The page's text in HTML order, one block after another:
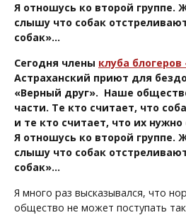
Я отношусь ко второй группе.
слышу что собак
собак»…
Сегодня члены клуба
Астраханский приют для
«Верный друг». Наше
части. Те кто считает, что
и те кто считает, что их
Я отношусь ко второй группе.
слышу что собак
собак»…
Я много раз высказывался, что
общество не может поступать